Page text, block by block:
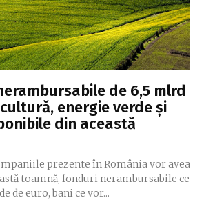
de 6,5 mlrd
energie verde și
din această
prezente în România vor avea
toamnă, fonduri nerambursabile ce
de euro, bani ce vor...